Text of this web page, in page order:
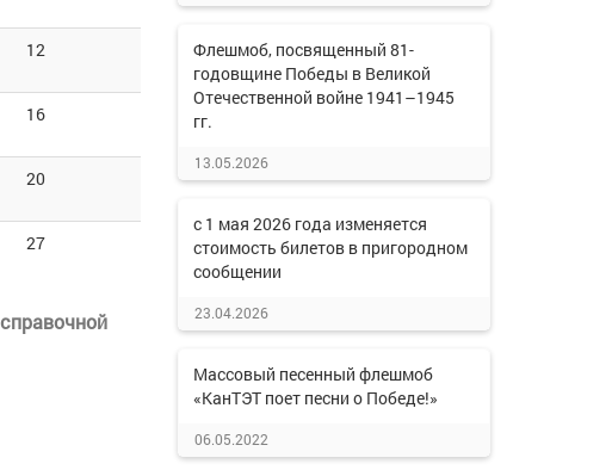
12
16
20
27
Флешмоб, посвященный 81-
годовщине Победы в Великой
Отечественной войне 1941–1945
гг.
13.05.2026
с 1 мая 2026 года изменяется
стоимость билетов в пригородном
сообщении
23.04.2026
Массовый песенный флешмоб
«КанТЭТ поет песни о Победе!»
06.05.2022